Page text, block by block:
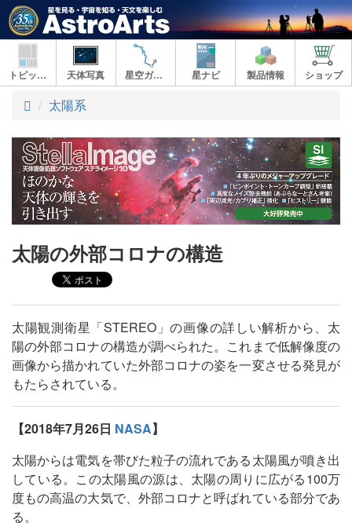
トピックス 天体写真 星空ガイド 星ナビ 製品情報 ショップ
ト
プ
太陽系
太陽の外部コロナの構造
太陽観測衛星「STEREO」の画像の詳しい解析から、太
陽の外部コロナの構造が調べられた。これまで低解像度の
画像から描かれていた外部コロナの姿を一変させる発見が
もたらされている。
【2018年7月26日 NASA】
太陽からは電気を帯びた粒子の流れである太陽風が噴き出
している。この太陽風の源は、太陽の周りに広がる100万
度もの高温の大気で、外部コロナと呼ばれている部分であ
る。